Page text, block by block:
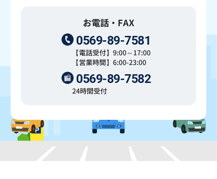
お電話・FAX
0569-89-7581
【電話受付】9:00～17:00
【営業時間】6:00-23:00
0569-89-7582
24時間受付